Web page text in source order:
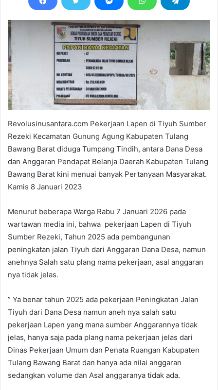
Revolusinusantara.com Pekerjaan Lapen di Tiyuh Sumber
Rezeki Kecamatan Gunung Agung Kabupaten Tulang
Bawang Barat diduga Tumpang Tindih, antara Dana Desa
dan Anggaran Pendapat Belanja Daerah Kabupaten Tulang
Bawang Barat kini menuai banyak Pertanyaan Masyarakat.
Kamis 8 Januari 2023
Menurut beberapa Warga Rabu 7 Januari 2026 pada
wartawan media ini, bahwa pekerjaan Lapen di Tiyuh
Sumber Rezeki, Tahun 2025 ada pembangunan
peningkatan jalan Tiyuh dari Anggaran Dana Desa, namun
anehnya Salah satu plang nama pekerjaan, asal anggaran
nya tidak jelas.
” Ya benar tahun 2025 ada pekerjaan Peningkatan Jalan
Tiyuh dari Dana Desa namun aneh nya salah satu
pekerjaan Lapen yang mana sumber Anggarannya tidak
jelas, hanya saja pada plang nama pekerjaan jelas dari
Dinas Pekerjaan Umum dan Penata Ruangan Kabupaten
Tulang Bawang Barat dan hanya ada nilai anggaran
sedangkan volume dan Asal anggaranya tidak ada.